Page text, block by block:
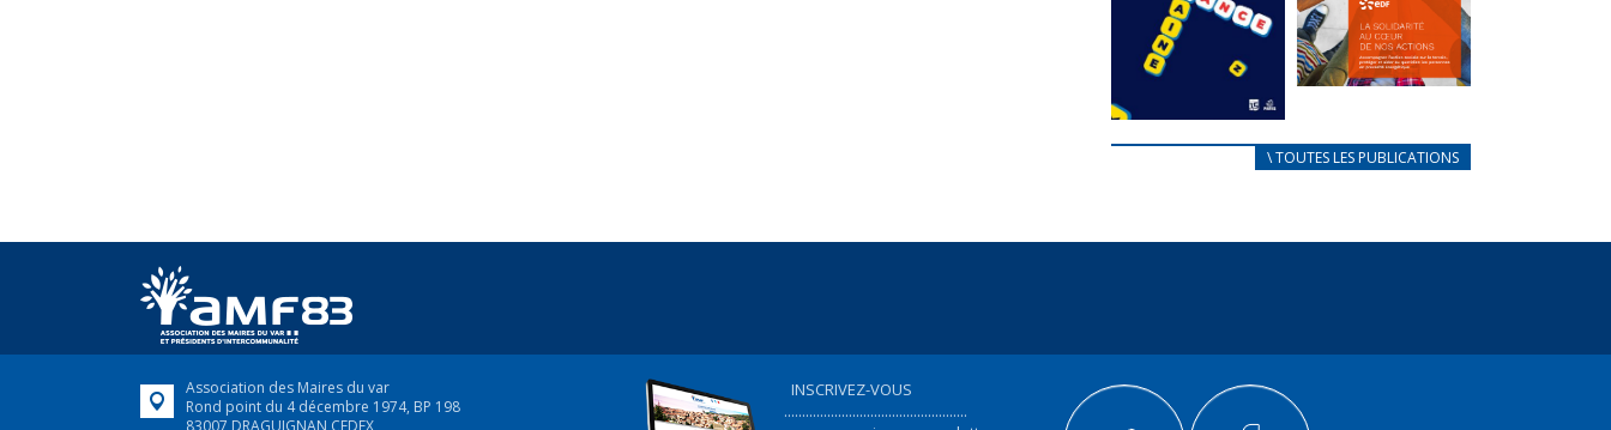
FEUILLETER
au coeur de
nos actions
en France,...
FEUILLETER
\ TOUTES LES PUBLICATIONS
Association des Maires du var
Rond point du 4 décembre 1974, BP 198
83007 DRAGUIGNAN CEDEX
INSCRIVEZ-VOUS
...................................................